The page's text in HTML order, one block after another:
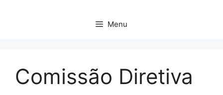
Menu
Comissão Diretiva